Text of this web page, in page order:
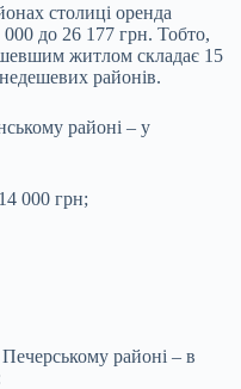
столиці оренда
до 26 177 грн. Тобто,
житлом складає 15
районів.
районі – у
000 грн;
районі – в